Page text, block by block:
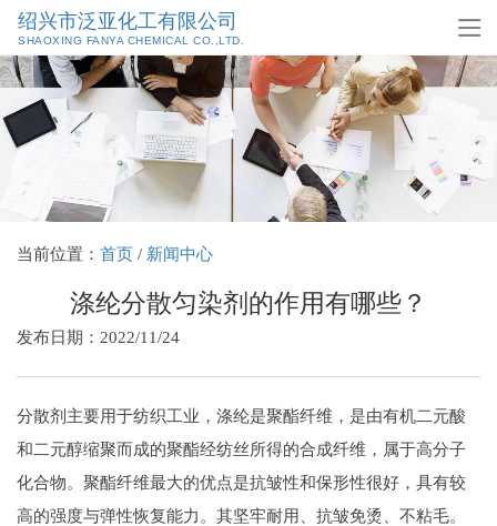
绍兴市泛亚化工有限公司
SHAOXING FANYA CHEMICAL CO.,LTD.
当前位置： 首页 / 新闻中心
涤纶分散匀染剂的作用有哪些？
发布日期：2022/11/24
分散剂主要用于纺织工业，涤纶是聚酯纤维，是由有机二元酸
和二元醇缩聚而成的聚酯经纺丝所得的合成纤维，属于高分子
化合物。聚酯纤维最大的优点是抗皱性和保形性很好，具有较
高的强度与弹性恢复能力。其坚牢耐用、抗皱免烫、不粘毛。